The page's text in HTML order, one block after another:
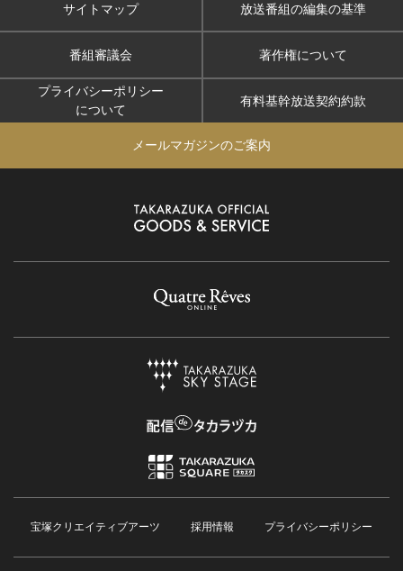
サイトマップ 放送番組の編集の基準
番組審議会 著作権について
プライバシーポリシー
について
有料基幹放送契約約款
メールマガジンのご案内
宝塚クリエイティブアーツ 採用情報 プライバシーポリシー